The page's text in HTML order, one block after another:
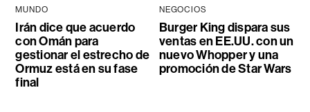
MUNDO
Irán dice que acuerdo
con Omán para
gestionar el estrecho de
Ormuz está en su fase
final
NEGOCIOS
Burger King dispara sus
ventas en EE.UU. con un
nuevo Whopper y una
promoción de Star Wars